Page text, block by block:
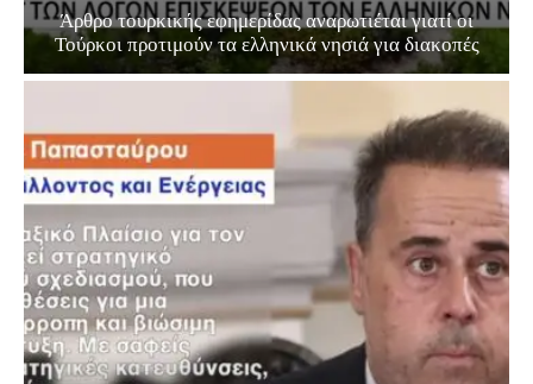
Άρθρο τουρκικής εφημερίδας αναρωτιέται γιατί οι
Τούρκοι προτιμούν τα ελληνικά νησιά για διακοπές